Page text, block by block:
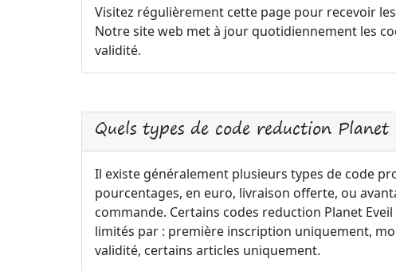
Visitez régulièrement cette page pour recevoir
Notre site web met à jour quotidiennement les
validité.
Quels types de code reduction
Il existe généralement plusieurs types de code
pourcentages, en euro, livraison offerte, ou
commande. Certains codes reduction Planet
limités par : première inscription uniquement,
validité, certains articles uniquement.